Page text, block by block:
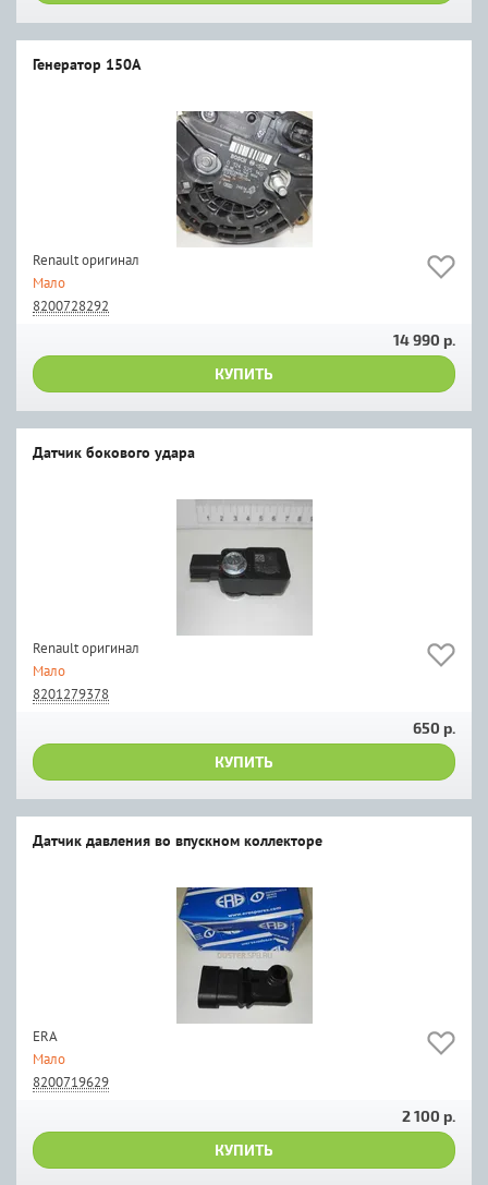
Генератор 150А
Renault оригинал
Мало
8200728292
14 990 р.
КУПИТЬ
Датчик бокового удара
Renault оригинал
Мало
8201279378
650 р.
КУПИТЬ
Датчик давления во впускном коллекторе
ERA
Мало
8200719629
2 100 р.
КУПИТЬ